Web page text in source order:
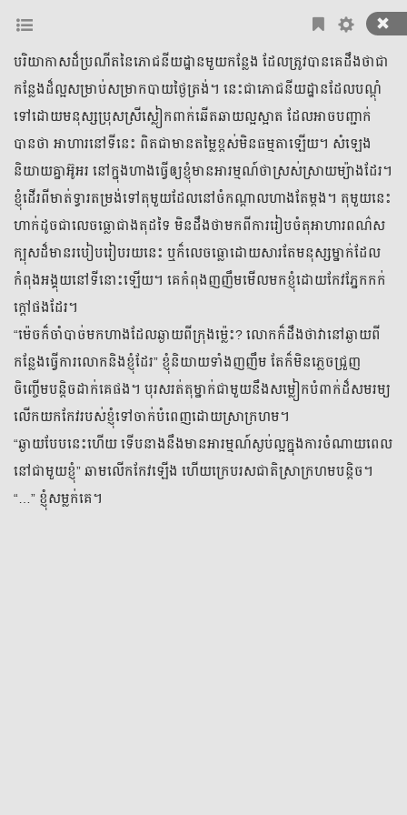
សៀវភៅ
ទាំងអស់ មនោសញ្ចេតនា​ គុននិយម ព្រឺព្រួច ស៊ើបអង្កេត
ប្រវត្តិ
អាថ៌កំបាំង រឿងព្រេង សម្រង់សម្ដី កំប្លែង អក្សរសិល្បិ៍ BL
បេសកកម្ម​មួយ វគ្គ ទាសករ​ផ្លូវ​ចិត្ត
ដោយម៉ានិត
16 ភាគ (ចប់)
រក្សាទុក ចែករំលែក
ភាគ
ផ្លូវ​ចិត្ត​ដ៏​ស្មុគស្មាញ​របស់​ម៉ូកា បាន​បែងចែក​ពិភព​របស់​នាង​ជា​ពីរ​ផ្នែក ទី​
មួយ​គឺ ប្រឈម មុខ នឹង ការ កុហក ទី​ពីរ​គឺ ស្វែងរក​ហេតុផល​នៃ​ការ​
បរិយាកាសដ៏ប្រណីតនៃភោជនីយដ្ឋានមួយកន្លែង ដែលត្រូវបានគេដឹងថាជា
កន្លែងដ៏ល្អសម្រាប់សម្រាកបាយថ្ងៃត្រង់។ នេះជាភោជនីយដ្ឋានដែលបណ្ដុំ
ទៅដោយមនុស្សប្រុសស្រីស្លៀកពាក់ឆើតឆាយល្អស្អាត ដែលអាចបញ្ជាក់
បានថា អាហារនៅទីនេះ ពិតជាមានតម្លៃខ្ពស់មិនធម្មតាឡើយ។ សំឡេង
និយាយគ្នាអ៊ូអរ នៅក្នុងហាងធ្វើឲ្យខ្ញុំមានអារម្មណ៍ថាស្រស់ស្រាយម្យ៉ាងដែរ។
ខ្ញុំដើរពីមាត់ទ្វារតម្រង់ទៅតុមួយដែលនៅចំកណ្ដាលហាងតែម្ដង។ តុមួយនេះ
ហាក់ដូចជាលេចធ្លោជាងតុដទៃ មិនដឹងថាមកពីការរៀបចំតុអាហារពណ៌ស
ក្បុសដ៏មានរបៀបរៀបរយនេះ ឬក៏លេចធ្លោដោយសារតែមនុស្សម្នាក់ដែល
កំពុងអង្គុយនៅទីនោះឡើយ។ គេកំពុងញញឹមមើលមកខ្ញុំដោយកែវភ្នែកកក់
ក្ដៅផងដែរ។
“ម៉េចក៏ចាំបាច់មកហាងដែលឆ្ងាយពីក្រុងម្ល៉េះ? លោកក៏ដឹងថាវានៅឆ្ងាយពី
កន្លែងធ្វើការលោកនិងខ្ញុំដែរ” ខ្ញុំនិយាយទាំងញញឹម តែក៏មិនភ្លេចជ្រួញ
ចិញ្ចើមបន្តិចដាក់គេផង។ បុរសរត់តុម្នាក់ជាមួយនឹងសម្លៀកបំពាក់ដ៏សមរម្យ
លើកយកកែវរបស់ខ្ញុំទៅចាក់បំពេញដោយស្រាក្រហម។
“ឆ្ងាយបែបនេះហើយ ទើបនាងនឹងមានអារម្មណ៍ស្ងប់ល្អក្នុងការចំណាយពេល
នៅជាមួយខ្ញុំ” ឆាមលើកកែវឡើង ហើយក្រេបរសជាតិស្រាក្រហមបន្តិច។
“…” ខ្ញុំសម្លក់គេ។